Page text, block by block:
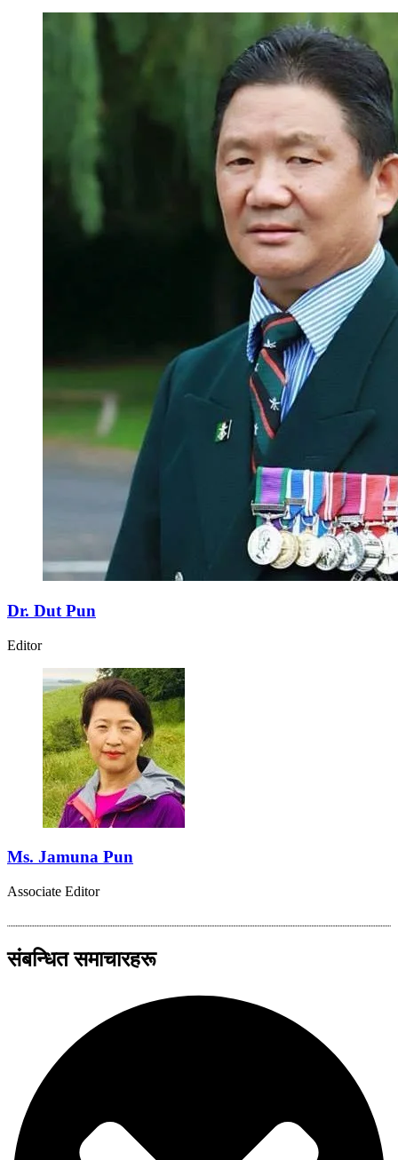
Dr. Dut Pun
Editor
Ms. Jamuna Pun
Associate Editor
संबन्धित समाचारहरू